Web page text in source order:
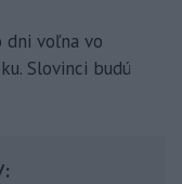
voľna vo
Slovinci budú